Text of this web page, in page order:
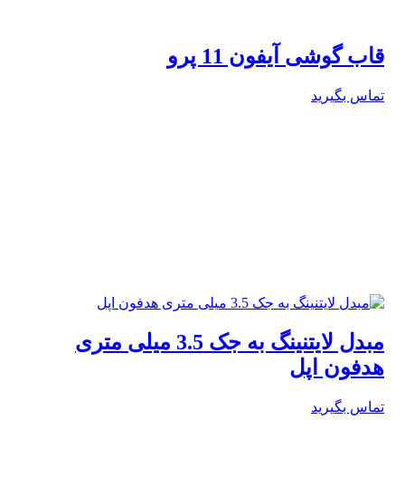
قاب گوشی آیفون 11 پرو
تماس بگیرید
مبدل لایتنینگ به جک 3.5 میلی متری
هدفون اپل
تماس بگیرید